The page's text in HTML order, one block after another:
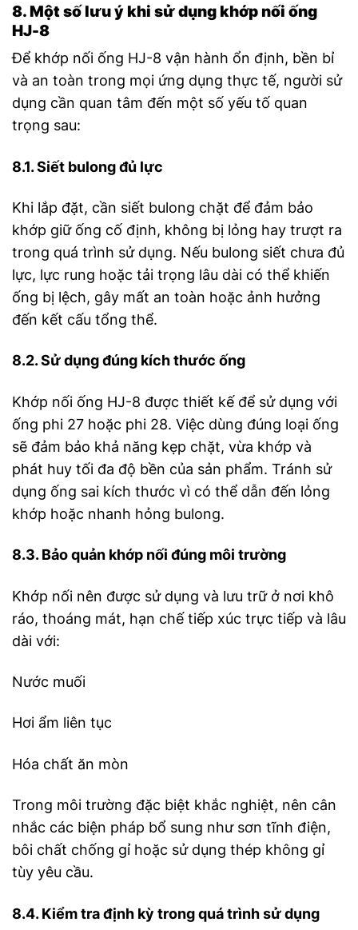
8. Một số lưu ý khi sử dụng khớp nối ống
HJ-8
Để khớp nối ống HJ-8 vận hành ổn định, bền bỉ
và an toàn trong mọi ứng dụng thực tế, người sử
dụng cần quan tâm đến một số yếu tố quan
trọng sau:
8.1. Siết bulong đủ lực
Khi lắp đặt, cần siết bulong chặt để đảm bảo
khớp giữ ống cố định, không bị lỏng hay trượt ra
trong quá trình sử dụng. Nếu bulong siết chưa đủ
lực, lực rung hoặc tải trọng lâu dài có thể khiến
ống bị lệch, gây mất an toàn hoặc ảnh hưởng
đến kết cấu tổng thể.
8.2. Sử dụng đúng kích thước ống
Khớp nối ống HJ-8 được thiết kế để sử dụng với
ống phi 27 hoặc phi 28. Việc dùng đúng loại ống
sẽ đảm bảo khả năng kẹp chặt, vừa khớp và
phát huy tối đa độ bền của sản phẩm. Tránh sử
dụng ống sai kích thước vì có thể dẫn đến lỏng
khớp hoặc nhanh hỏng bulong.
8.3. Bảo quản khớp nối đúng môi trường
Khớp nối nên được sử dụng và lưu trữ ở nơi khô
ráo, thoáng mát, hạn chế tiếp xúc trực tiếp và lâu
dài với:
Nước muối
Hơi ẩm liên tục
Hóa chất ăn mòn
Trong môi trường đặc biệt khắc nghiệt, nên cân
nhắc các biện pháp bổ sung như sơn tĩnh điện,
bôi chất chống gỉ hoặc sử dụng thép không gỉ
tùy yêu cầu.
8.4. Kiểm tra định kỳ trong quá trình sử dụng